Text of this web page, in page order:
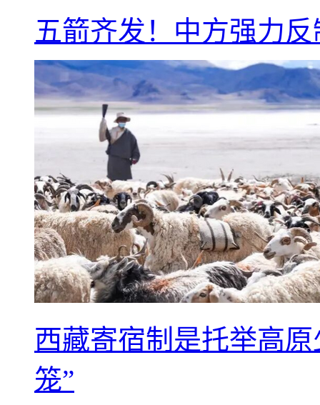
五箭齐发！中方强力
西藏寄宿制是托举高
笼”